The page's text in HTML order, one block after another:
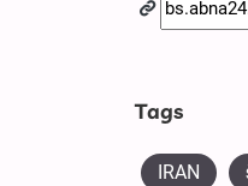
Tags
IRAN